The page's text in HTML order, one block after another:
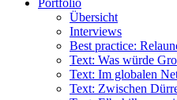
Portfolio
Übersicht
Interviews
Best practice:
Text: Was würde
Text: Im globalen
Text: Zwischen